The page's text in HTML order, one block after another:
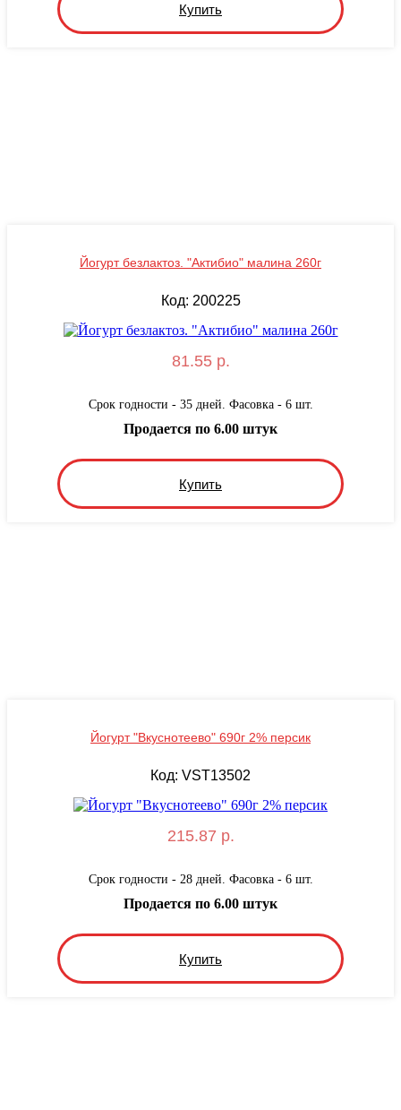
Купить
Йогурт безлактоз. "Актибио" малина 260г
Код: 200225
81.55 р.
Срок годности - 35 дней. Фасовка - 6 шт.
Купить
Продается по 6.00 штук
Йогурт "Вкуснотеево" 690г 2% персик
Код: VST13502
215.87 р.
Срок годности - 28 дней. Фасовка - 6 шт.
Купить
Продается по 6.00 штук